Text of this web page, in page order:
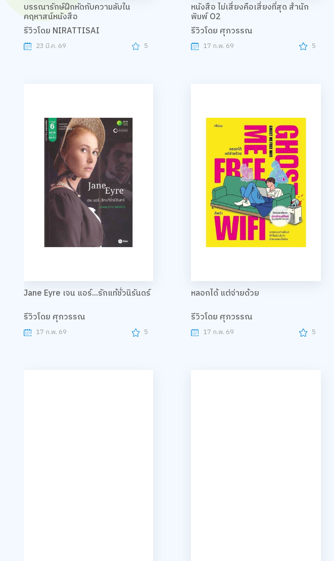
บรรณารักษ์ฝึกหัดกับความลับใน
คฤหาสน์หนังสือ
รีวิวโดย NIRATTISAI
23 มี.ค. 69 5
หนังสือ ไม่เสี่ยงคือเสี่ยงที่สุด สำนัก
พิมพ์ O2
รีวิวโดย ศุภวรรณ
17 ก.พ. 69 5
Jane Eyre เจน แอร์...รักแท้ชั่วนิรันดร์
รีวิวโดย ศุภวรรณ
17 ก.พ. 69 5
หลอกได้ แต่จ่ายด้วย
รีวิวโดย ศุภวรรณ
17 ก.พ. 69 5